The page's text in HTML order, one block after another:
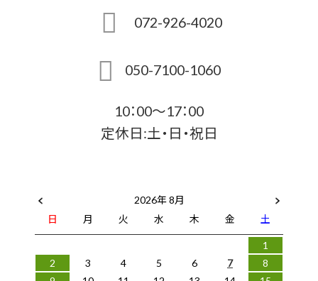
072-926-4020
050-7100-1060
10：00～17：00
定休日:土・日・祝日
2026年 8月
日
月 火 水 木 金
土
1
2
3 4 5 6 7
8